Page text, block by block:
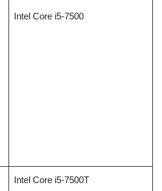
Intel Core i5-7500
Intel Core i5-7500T